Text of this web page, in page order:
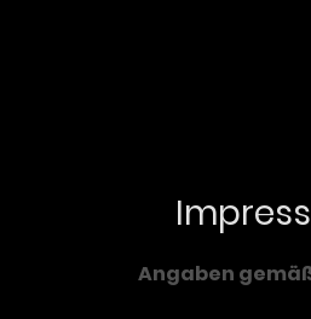
Angaben gemäß